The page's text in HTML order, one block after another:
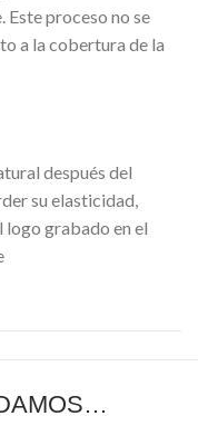
proceso no se
a la cobertura de la
después del
su elasticidad,
logo grabado en el